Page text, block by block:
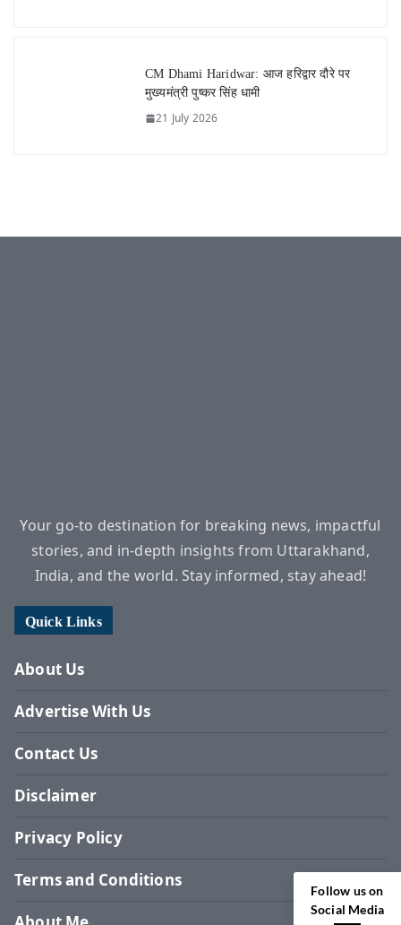
CM Dhami Haridwar: आज हरिद्वार दौरे पर
मुख्यमंत्री पुष्कर सिंह धामी
21 July 2026
Your go-to destination for breaking news, impactful
stories, and in-depth insights from Uttarakhand,
India, and the world. Stay informed, stay ahead!
Quick Links
About Us
Advertise With Us
Contact Us
Disclaimer
Privacy Policy
Terms and Conditions
Follow us on
Social Media